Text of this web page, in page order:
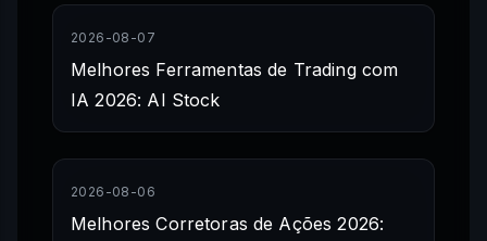
2026-08-07
Melhores Ferramentas de Trading com
IA 2026: AI Stock
2026-08-06
Melhores Corretoras de Ações 2026: